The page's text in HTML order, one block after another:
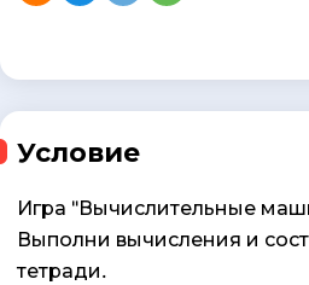
Условие
Игра "Вычислительные
Выполни вычисления и
тетради.